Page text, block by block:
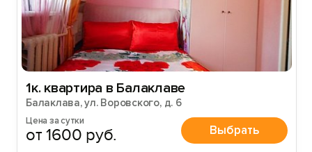
1к. квартира в Балаклаве
Балаклава, ул. Воровского, д. 6
Цена за сутки
от 1600 руб. Выбрать